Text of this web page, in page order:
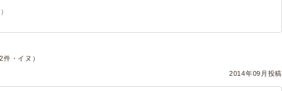
・イヌ）
2014年09月投稿